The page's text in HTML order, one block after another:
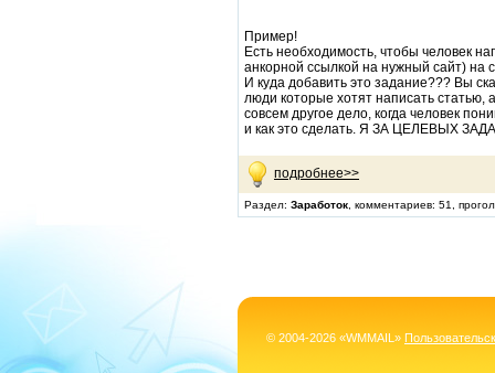
Пример!
Есть необходимость, чтобы человек
анкорной ссылкой на нужный сайт) на
И куда добавить это задание??? Вы
люди которые хотят написать
совсем другое дело, когда человек
и как это сделать. Я ЗА ЦЕЛЕВЫХ
подробнее>>
Раздел: Заработок , комментариев: 51,
© 2004-2026 «WMMAIL»